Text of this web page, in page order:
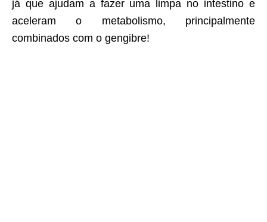
já que ajudam a fazer uma limpa no intestino e
aceleram o metabolismo, principalmente
combinados com o gengibre!